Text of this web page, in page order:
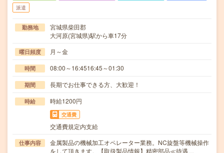
派遣
勤務地
宮城県柴田郡
大河原(宮城県)駅から車17分
曜日頻度 月～金
時間 08:00～16:4516:45～01:30
期間 長期でお仕事できる方、大歓迎！
時給 時給1200円
交通費
交通費規定内支給
仕事内容
金属製品の機械加工オペレーター業務。NC旋盤等機械操作
をして頂きます。【取扱製品情報】精密部品≪待遇…